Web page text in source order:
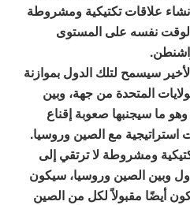
علاقات تكتيكية ومشروطة
نفسه على المستوى
سيسمح لتلك الدول بموازنة
المتحدة من جهة، وبين
ما سيجنبها صعوبة إقناع
مع الصين وروسيا.
ومشروطة لا ترتقي إلى
وبين الصين وروسيا، سيكون
أيضًا مقبولاً لكل من الصين